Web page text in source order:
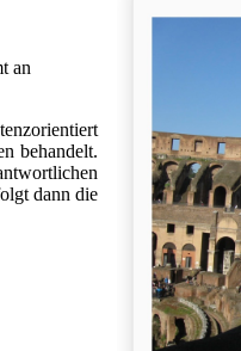
an
behandelt.
dann die